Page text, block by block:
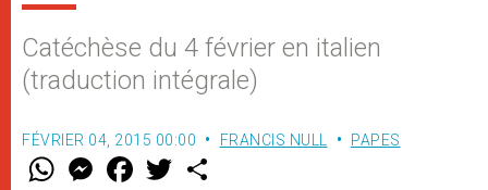
Catéchèse du 4 février en italien
(traduction intégrale)
FÉVRIER 04, 2015 00:00 FRANCIS NULL PAPES
W M
e
F
a w